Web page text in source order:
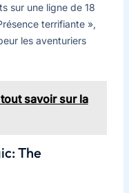
sur une ligne de 18
terrifiante »,
les aventuriers
savoir sur la
The